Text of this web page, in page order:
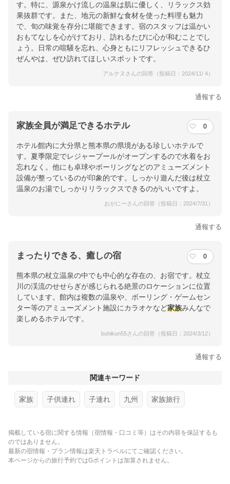
す。特に、源泉かけ流しの温泉は肌に優しく、リラックス効
果抜群です。また、地元の新鮮な食材を使った料理も魅力
で、旬の味覚を存分に堪能できます。宿のスタッフは温かい
おもてなしを心がけており、訪れるたびに心が和むことでし
ょう。日常の喧騒を忘れ、心身ともにリフレッシュできるひ
ぜんやは、ぜひ訪れてほしいスポットです。
アルナヌさんの回答（投稿日：2024/11/ 4）
通報する
家族全員が満足できるホテル 0
ホテル館内に大分県と熊本県の県境がある珍しいホテルで
す。夏季限定でレジャープールがオープンするので水着をお
忘れなく。他にも卓球やボーリングなどのアミューズメント
設備が整っているのが印象的です。しっかり遊んだ後は杖立
温泉のお湯でしっかりリラックスできるのがいいですよ。
おがにーさんの回答（投稿日：2024/7/31）
通報する
まったりできる、癒しの宿 0
熊本県の杖立温泉の中でも中心的な存在の、お宿です。杖立
川の渓流のせせらぎが感じられる絶景のロケーションに位置
しています。館内は複数の温泉や、ボーリング・ゲームセン
ター等のアミューズメント施設にカラオケなど家族みんなで
楽しめるホテルです。
buhikun55さんの回答（投稿日：2024/3/12）
通報する
関連キーワード
家族 子供連れ 子連れ 九州 家族旅行
掲載している宿に関する情報（宿情報・口コミ等）はその内容を保証するも
のではありません。
最新の宿情報・プラン情報は楽天トラベルにてご確認ください。
本ページからの旅行予約ではGポイントは加算されません。